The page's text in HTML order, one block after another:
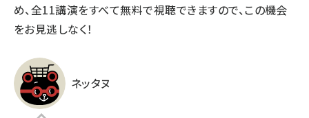
め、全11講演をすべて無料で視聴できますので、この機会
をお見逃しなく！
ネッタヌ